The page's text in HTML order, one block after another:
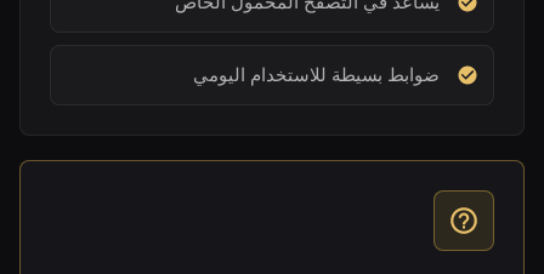
ضوابط بسيطة للاستخدام اليومي